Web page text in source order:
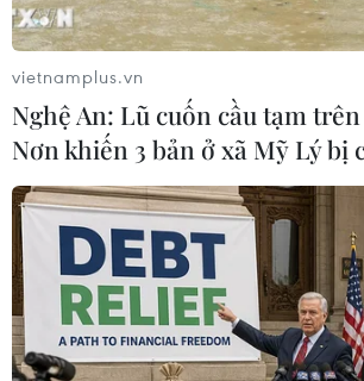
#Israel phá hủy trụ sở an ninh nội địa Iran
#chiến đấu cơ Israel tấn công Tehran
#bất ổn Trung Đông
#bảo vệ an ninh
vietnamplus.vn
Nghệ An: Lũ cuốn cầu tạm
Nơn khiến 3 bản ở xã Mỹ Lý bị